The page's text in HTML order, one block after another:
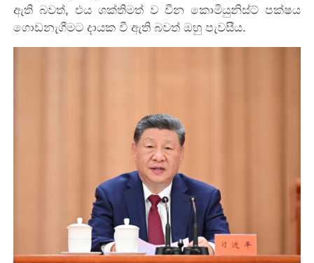
ඇති බවත්, එය ශක්තිමත් ව චීන කොමියුනිස්ට් පක්ෂය
ගොඩනැගීමට දායක වී ඇති බවත් ඔහු පැවසීය.